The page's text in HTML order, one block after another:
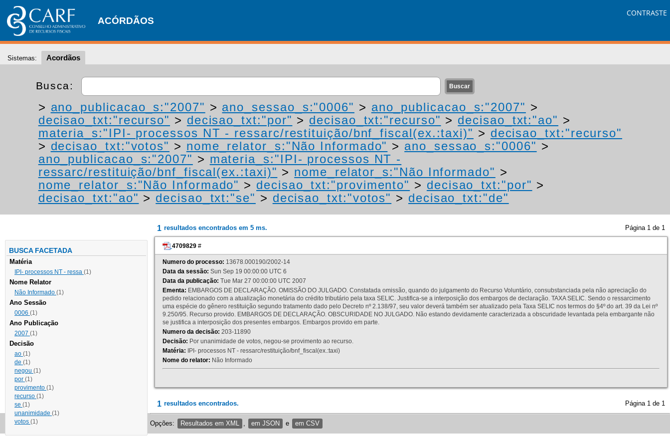
ACÓRDÃOS
CONTRASTE
Sistemas: Acordãos
Busca:
> ano_publicacao_s:"2007" > ano_sessao_s:"0006" > ano_publicacao_s:"2007" >
decisao_txt:"recurso" > decisao_txt:"por" > decisao_txt:"recurso" > decisao_txt:"ao" >
materia_s:"IPI- processos NT - ressarc/restituição/bnf_fiscal(ex.:taxi)" > decisao_txt:"recurso"
> decisao_txt:"votos" > nome_relator_s:"Não Informado" > ano_sessao_s:"0006" >
ano_publicacao_s:"2007" > materia_s:"IPI- processos NT -
ressarc/restituição/bnf_fiscal(ex.:taxi)" > nome_relator_s:"Não Informado" >
nome_relator_s:"Não Informado" > decisao_txt:"provimento" > decisao_txt:"por" >
decisao_txt:"ao" > decisao_txt:"se" > decisao_txt:"votos" > decisao_txt:"de"
BUSCA FACETADA
Matéria
IPI- processos NT - ressa (1)
Nome Relator
Não Informado (1)
Ano Sessão
0006 (1)
Ano Publicação
2007 (1)
Decisão
ao (1)
de (1)
negou (1)
por (1)
provimento (1)
recurso (1)
se (1)
unanimidade (1)
votos (1)
1 resultados encontrados em 5 ms. Página 1 de 1
4709829 #
Numero do processo: 13678.000190/2002-14
Data da sessão: Sun Sep 19 00:00:00 UTC 6
Data da publicação: Tue Mar 27 00:00:00 UTC 2007
Ementa: EMBARGOS DE DECLARAÇÃO. OMISSÃO DO JULGADO. Constatada omissão, quando do julgamento do Recurso Voluntário, consubstanciada pela não apreciação do
pedido relacionado com a atualização monetária do crédito tributário pela taxa SELIC. Justifica-se a interposição dos embargos de declaração. TAXA SELIC. Sendo o ressarcimento
uma espécie do gênero restituição segundo tratamento dado pelo Decreto nº 2.138/97, seu valor deverá também ser atualizado pela Taxa SELIC nos termos do §4º do art. 39 da Lei nº
9.250/95. Recurso provido. EMBARGOS DE DECLARAÇÃO. OBSCURIDADE NO JULGADO. Não estando devidamente caracterizada a obscuridade levantada pela embargante não
se justifica a interposição dos presentes embargos. Embargos provido em parte.
Numero da decisão: 203-11890
Decisão: Por unanimidade de votos, negou-se provimento ao recurso.
Matéria: IPI- processos NT - ressarc/restituição/bnf_fiscal(ex.:taxi)
Nome do relator: Não Informado
1 resultados encontrados. Página 1 de 1
Opções: Resultados em XML em JSON e em CSV